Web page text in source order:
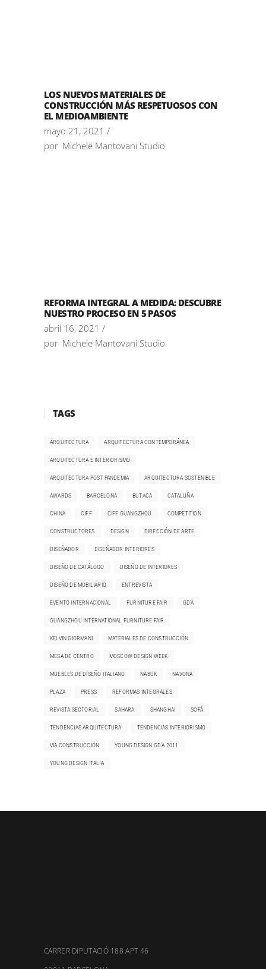
LOS NUEVOS MATERIALES DE
CONSTRUCCIÓN MÁS RESPETUOSOS CON
EL MEDIOAMBIENTE
mayo 21, 2021
por Michele Mantovani Studio
REFORMA INTEGRAL A MEDIDA: DESCUBRE
NUESTRO PROCESO EN 5 PASOS
abril 16, 2021
por Michele Mantovani Studio
TAGS
ARQUITECTURA ARQUITECTURA CONTEMPORÁNEA
ARQUITECTURA E INTERIORISMO
ARQUITECTURA POST PANDEMIA ARQUITECTURA SOSTENIBLE
AWARDS BARCELONA BUTACA CATALUÑA
CHINA CIFF CIFF GUANGZHOU COMPETITION
CONSTRUCTORES DESIGN DIRECCIÓN DE ARTE
DISEÑADOR DISEÑADOR INTERIORES
DISEÑO DE CATÁLOGO DISEÑO DE INTERIORES
DISEÑO DE MOBILIARIO ENTREVISTA
EVENTO INTERNACIONAL FURNITURE FAIR GD'A
GUANGZHOU INTERNATIONAL FURNITURE FAIR
KELVIN GIORMANI MATERIALES DE CONSTRUCCIÓN
MESA DE CENTRO MOSCOW DESIGN WEEK
MUEBLES DE DISEÑO ITALIANO NABUK NAVONA
PLAZA PRESS REFORMAS INTEGRALES
REVISTA SECTORIAL SAHARA SHANGHAI SOFÁ
TENDENCIAS ARQUITECTURA TENDENCIAS INTERIORISMO
VIA CONSTRUCCIÓN YOUNG DESIGN GD'A 2011
YOUNG DESIGN ITALIA
CARRER DIPUTACIÓ 188 APT 46